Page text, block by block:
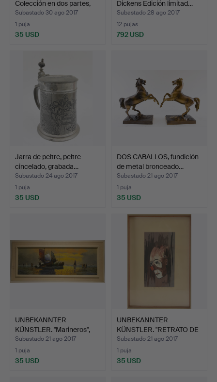
Colección en dos partes,
té…
Subastado 30 ago 2017
1 puja
35 USD
Dickens Edición limitad…
Subastado 28 ago 2017
12 pujas
792 USD
Jarra de peltre, peltre
cincelado, grabada…
Subastado 24 ago 2017
1 puja
35 USD
DOS CABALLOS, fundición
de metal bronceado…
Subastado 21 ago 2017
1 puja
35 USD
UNBEKANNTER
KÜNSTLER. "Marineros",
óleo so…
Subastado 21 ago 2017
1 puja
35 USD
UNBEKANNTER
KÜNSTLER. "RETRATO DE
PAYASO",…
Subastado 21 ago 2017
1 puja
35 USD